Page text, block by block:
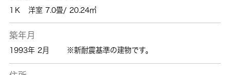
1Ｋ 洋室 7.0畳/ 20.24㎡
築年月
1993年 2月 ※新耐震基準の建物です。